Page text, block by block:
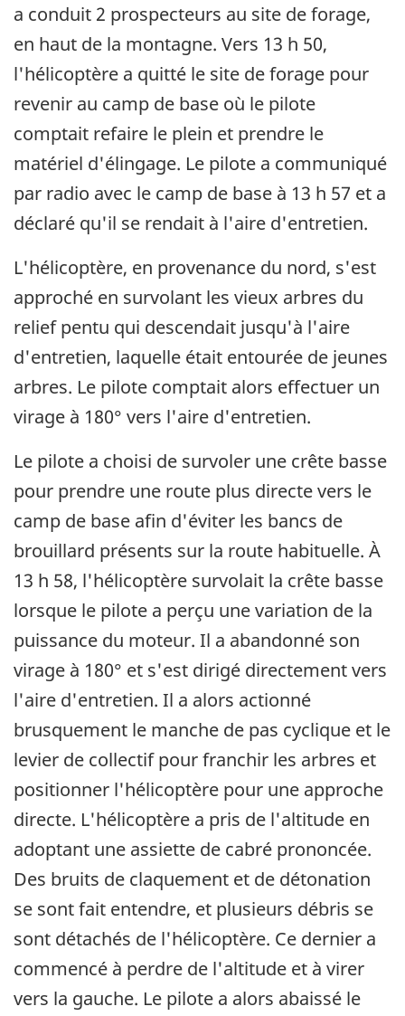
a conduit 2 prospecteurs au site de forage,
en haut de la montagne. Vers 13 h 50,
l'hélicoptère a quitté le site de forage pour
revenir au camp de base où le pilote
comptait refaire le plein et prendre le
matériel d'élingage. Le pilote a communiqué
par radio avec le camp de base à 13 h 57 et a
déclaré qu'il se rendait à l'aire d'entretien.
L'hélicoptère, en provenance du nord, s'est
approché en survolant les vieux arbres du
relief pentu qui descendait jusqu'à l'aire
d'entretien, laquelle était entourée de jeunes
arbres. Le pilote comptait alors effectuer un
virage à 180° vers l'aire d'entretien.
Le pilote a choisi de survoler une crête basse
pour prendre une route plus directe vers le
camp de base afin d'éviter les bancs de
brouillard présents sur la route habituelle. À
13 h 58, l'hélicoptère survolait la crête basse
lorsque le pilote a perçu une variation de la
puissance du moteur. Il a abandonné son
virage à 180° et s'est dirigé directement vers
l'aire d'entretien. Il a alors actionné
brusquement le manche de pas cyclique et le
levier de collectif pour franchir les arbres et
positionner l'hélicoptère pour une approche
directe. L'hélicoptère a pris de l'altitude en
adoptant une assiette de cabré prononcée.
Des bruits de claquement et de détonation
se sont fait entendre, et plusieurs débris se
sont détachés de l'hélicoptère. Ce dernier a
commencé à perdre de l'altitude et à virer
vers la gauche. Le pilote a alors abaissé le